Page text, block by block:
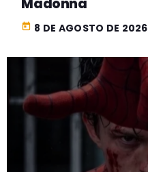
Madonna
today 8 DE AGOSTO DE 2026